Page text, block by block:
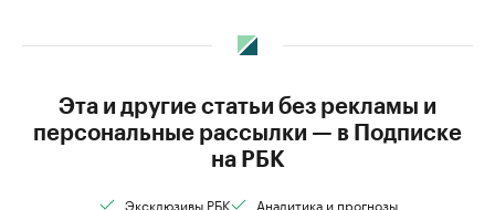
Эта и другие статьи без рекламы и
персональные рассылки — в Подписке
на РБК
Эксклюзивы РБК
Аналитика и прогнозы